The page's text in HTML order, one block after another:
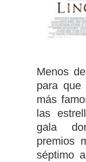
Menos
para que
más
las
gala
premios
séptimo